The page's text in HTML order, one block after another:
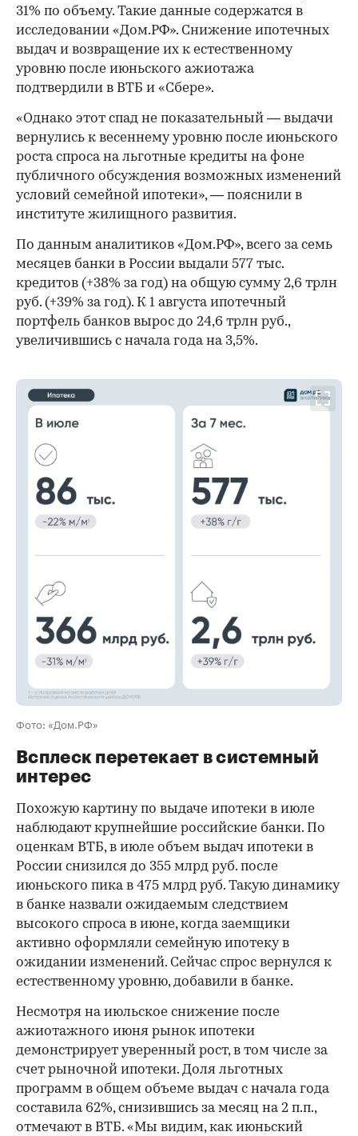
31% по объему. Такие данные содержатся в
исследовании «Дом.РФ». Снижение ипотечных
выдач и возвращение их к естественному
уровню после июньского ажиотажа
подтвердили в ВТБ и «Сбере».
«Однако этот спад не показательный — выдачи
вернулись к весеннему уровню после июньского
роста спроса на льготные кредиты на фоне
публичного обсуждения возможных изменений
условий семейной ипотеки», — пояснили в
институте жилищного развития.
По данным аналитиков «Дом.РФ», всего за семь
месяцев банки в России выдали 577 тыс.
кредитов (+38% за год) на общую сумму 2,6 трлн
руб. (+39% за год). К 1 августа ипотечный
портфель банков вырос до 24,6 трлн руб.,
увеличившись с начала года на 3,5%.
Фото: «Дом.РФ»
Всплеск перетекает в системный
интерес
Похожую картину по выдаче ипотеки в июле
наблюдают крупнейшие российские банки. По
оценкам ВТБ, в июле объем выдач ипотеки в
России снизился до 355 млрд руб. после
июньского пика в 475 млрд руб. Такую динамику
в банке назвали ожидаемым следствием
высокого спроса в июне, когда заемщики
активно оформляли семейную ипотеку в
ожидании изменений. Сейчас спрос вернулся к
естественному уровню, добавили в банке.
Несмотря на июльское снижение после
ажиотажного июня рынок ипотеки
демонстрирует уверенный рост, в том числе за
счет рыночной ипотеки. Доля льготных
программ в общем объеме выдач с начала года
составила 62%, снизившись за месяц на 2 п.п.,
отмечают в ВТБ. «Мы видим, как июньский